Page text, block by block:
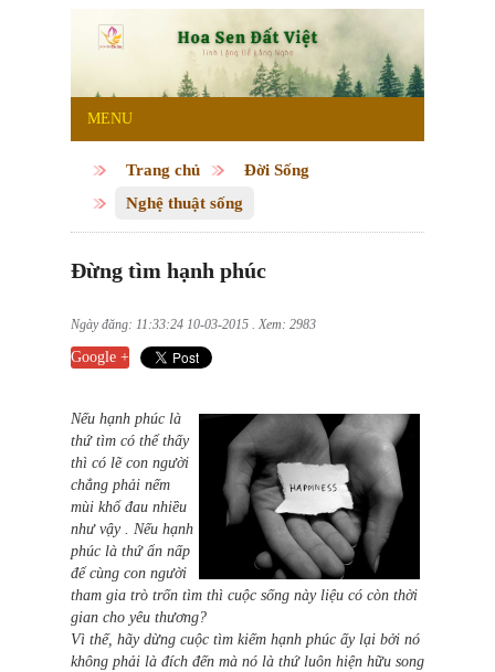
MENU
Trang chủ
Đời Sống
Nghệ thuật sống
Đừng tìm hạnh phúc
Ngày đăng: 11:33:24 10-03-2015 . Xem: 2983
Google +
Nếu hạnh phúc là
thứ tìm có thể thấy
thì có lẽ con người
chẳng phải nếm
mùi khổ đau nhiều
như vậy . Nếu hạnh
phúc là thứ ẩn nấp
để cùng con người
tham gia trò trốn tìm thì cuộc sống này liệu có còn thời
gian cho yêu thương?
Vì thế, hãy dừng cuộc tìm kiếm hạnh phúc ấy lại bởi nó
không phải là đích đến mà nó là thứ luôn hiện hữu song